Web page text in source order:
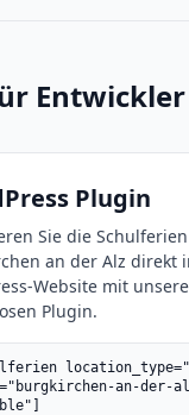
Entwickler
Plugin
Sie die
an der Alz direkt
Website mit
Plugin.
an-der-